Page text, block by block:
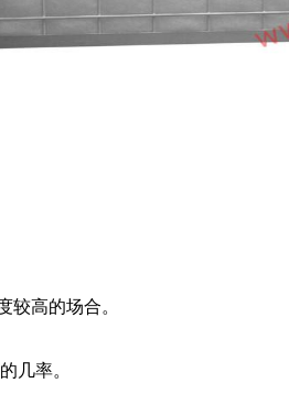
较高的场合。
几率。